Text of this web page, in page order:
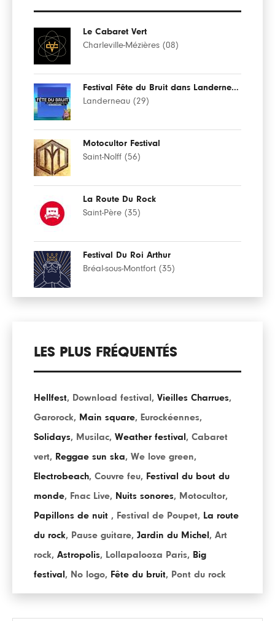
Le Cabaret Vert
Charleville-Mézières (08)
Festival Fête du Bruit dans Landerneau
Landerneau (29)
Motocultor Festival
Saint-Nolff (56)
La Route Du Rock
Saint-Père (35)
Festival Du Roi Arthur
Bréal-sous-Montfort (35)
LES PLUS FRÉQUENTÉS
Hellfest, Download festival , Vieilles Charrues,
Garorock, Main square, Eurockéennes,
Solidays, Musilac, Weather festival , Cabaret
vert, Reggae sun ska, We love green,
Electrobeach, Couvre feu, Festival du bout du
monde, Fnac Live, Nuits sonores, Motocultor,
Papillons de nuit , Festival de Poupet, La route
du rock, Pause guitare, Jardin du Michel , Art
rock, Astropolis, Lollapalooza Paris, Big
festival , No logo, Fête du bruit, Pont du rock